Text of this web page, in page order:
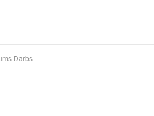
Darbs